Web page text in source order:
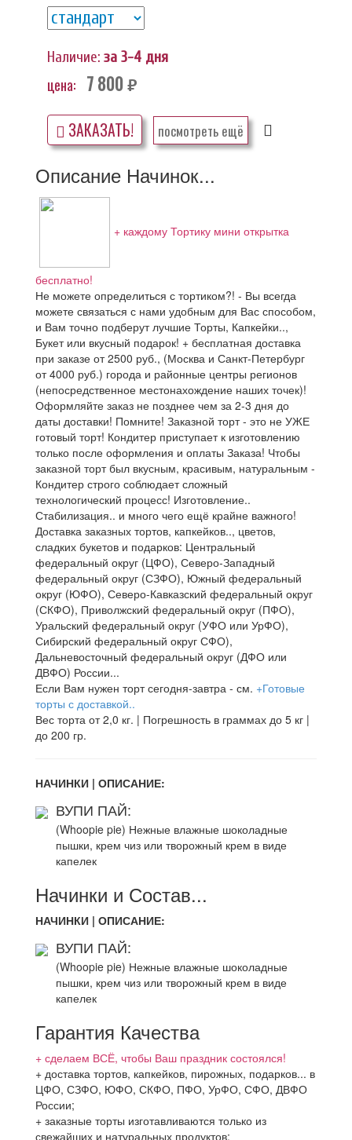
Наличие: за 3-4 дня
цена: 7 800 руб.
ЗАКАЗАТЬ! посмотреть ещё
Описание Начинок...
+ каждому Тортику мини открытка
бесплатно!
Не можете определиться с тортиком?! - Вы всегда
можете связаться с нами удобным для Вас способом,
и Вам точно подберут лучшие Торты, Капкейки..,
Букет или вкусный подарок! + бесплатная доставка
при заказе от 2500 руб., (Москва и Санкт-Петербург
от 4000 руб.) города и районные центры регионов
(непосредственное местонахождение наших точек)!
Оформляйте заказ не позднее чем за 2-3 дня до
даты доставки! Помните! Заказной торт - это не УЖЕ
готовый торт! Кондитер приступает к изготовлению
только после оформления и оплаты Заказа! Чтобы
заказной торт был вкусным, красивым, натуральным -
Кондитер строго соблюдает сложный
технологический процесс! Изготовление..
Стабилизация.. и много чего ещё крайне важного!
Доставка заказных тортов, капкейков.., цветов,
сладких букетов и подарков: Центральный
федеральный округ (ЦФО), Северо-Западный
федеральный округ (СЗФО), Южный федеральный
округ (ЮФО), Северо-Кавказский федеральный округ
(СКФО), Приволжский федеральный округ (ПФО),
Уральский федеральный округ (УФО или УрФО),
Сибирский федеральный округ СФО),
Дальневосточный федеральный округ (ДФО или
ДВФО) России...
Если Вам нужен торт сегодня-завтра - см. +Готовые
торты с доставкой..
Вес торта от 2,0 кг. | Погрешность в граммах до 5 кг |
до 200 гр.
НАЧИНКИ | ОПИСАНИЕ:
ВУПИ ПАЙ:
(Whoopie pie) Нежные влажные шоколадные
пышки, крем чиз или творожный крем в виде
капелек
Начинки и Состав...
НАЧИНКИ | ОПИСАНИЕ:
ВУПИ ПАЙ:
(Whoopie pie) Нежные влажные шоколадные
пышки, крем чиз или творожный крем в виде
капелек
Гарантия Качества
+ сделаем ВСЁ, чтобы Ваш праздник состоялся!
+ доставка тортов, капкейков, пирожных, подарков... в
ЦФО, СЗФО, ЮФО, СКФО, ПФО, УрФО, СФО, ДВФО
России;
+ заказные торты изготавливаются только из
свежайших и натуральных продуктов;